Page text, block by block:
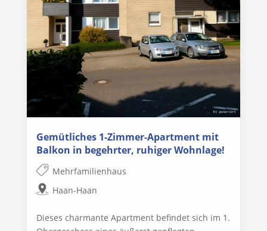
Gemütliches 1-Zimmer-Apartment mit
Balkon in begehrter, ruhiger Wohnlage!
Mehrfamilienhaus
Haan-Haan
Dieses charmante Apartment befindet sich im 1.